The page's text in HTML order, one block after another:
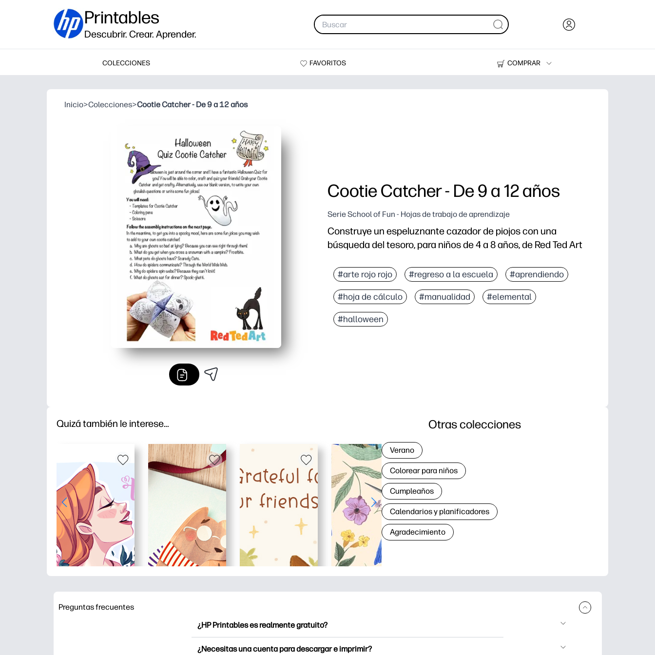
Printables
Descubrir. Crear. Aprender.
COLECCIONES FAVORITOS
COMPRAR
Impresoras
Inicio>Colecciones>Cootie Catcher - De 9 a 12 años
Cootie Catcher - De 9 a 12 años
Serie School of Fun - Hojas de trabajo de aprendizaje
Construye un espeluznante cazador de piojos con una
búsqueda del tesoro, para niños de 4 a 8 años, de Red Ted Art
#arte rojo rojo #regreso a la escuela #aprendiendo
#hoja de cálculo #manualidad #elemental
#halloween
Quizá también le interese… Otras colecciones
Verano
Colorear para niños
Cumpleaños
Calendarios y planificadores
Agradecimiento
Preguntas frecuentes
¿HP Printables es realmente gratuito?
¿Necesitas una cuenta para descargar e imprimir?